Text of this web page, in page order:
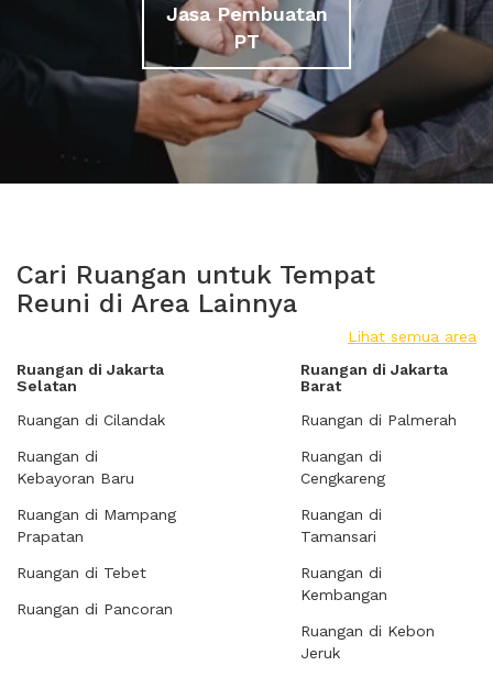
Jasa Pembuatan
PT
Cari Ruangan untuk Tempat
Reuni di Area Lainnya
Lihat semua area
Ruangan di Jakarta
Selatan
Ruangan di Cilandak
Ruangan di
Kebayoran Baru
Ruangan di Mampang
Prapatan
Ruangan di Tebet
Ruangan di Pancoran
Ruangan di Jakarta
Barat
Ruangan di Palmerah
Ruangan di
Cengkareng
Ruangan di
Tamansari
Ruangan di
Kembangan
Ruangan di Kebon
Jeruk